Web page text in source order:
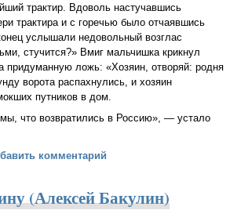
трактир. Вдоволь настучавшись
трактира и с горечью было отчаявшись
услышали недовольный возглас
стучится?» Вмиг мальчишка крикнул
придуманную ложь: «Хозяин, отворяй: родня
ворота распахнулись, и хозяин
путников в дом.
что возвратились в Россию», — устало
сорви с меня венок…» (Игорь Фунт)
комментарий
(Алексей Бакулин)